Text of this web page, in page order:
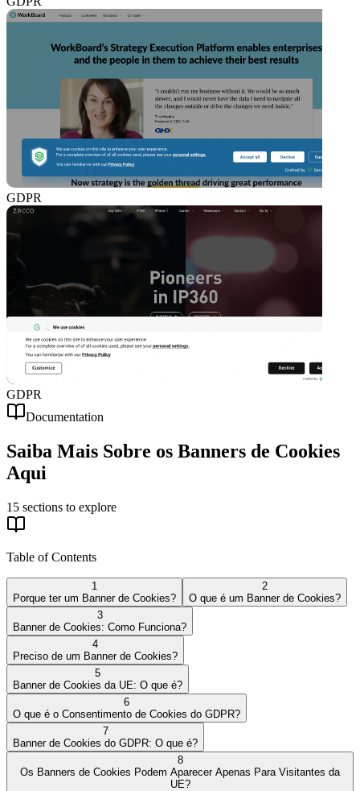
GDPR
GDPR
Documentation
Saiba Mais Sobre os Banners de Cookies
Aqui
15 sections to explore
Table of Contents
1
Porque ter um Banner de Cookies?
2
O que é um Banner de Cookies?
3
Banner de Cookies: Como Funciona?
4
Preciso de um Banner de Cookies?
5
Banner de Cookies da UE: O que é?
6
O que é o Consentimento de Cookies do GDPR?
7
Banner de Cookies do GDPR: O que é?
8
Os Banners de Cookies Podem Aparecer Apenas Para Visitantes da
UE?